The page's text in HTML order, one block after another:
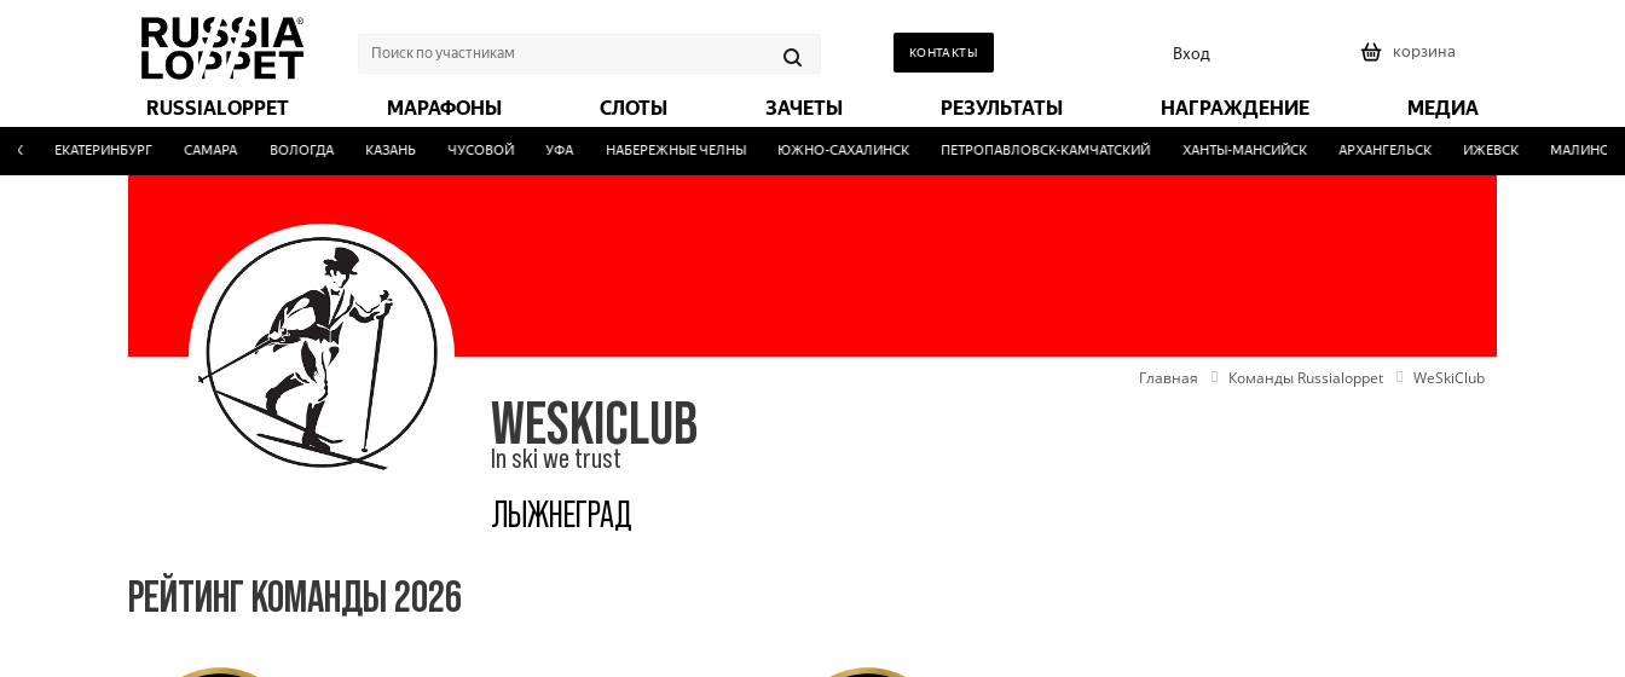
КОНТАКТЫ Вход корзина
RUSSIALOPPET МАРАФОНЫ СЛОТЫ ЗАЧЕТЫ РЕЗУЛЬТАТЫ НАГРАЖДЕНИЕ МЕДИА
ЕКАТЕРИНБУРГ САМАРА ВОЛОГДА КАЗАНЬ ЧУСОВОЙ НАБЕРЕЖНЫЕ ЧЕЛНЫ ЮЖНО-САХАЛИНСК ПЕТРОПАВЛОВСК-КАМЧАТСКИЙ ХАНТЫ-МАНСИЙСК АРХАНГЕЛЬСК ИЖЕВСК МАЛИНОВКА
Главная Команды Russialoppet WeSkiClub
WESKICLUB
In ski we trust
ЛЫЖНЕГРАД
РЕЙТИНГ КОМАНДЫ 2026